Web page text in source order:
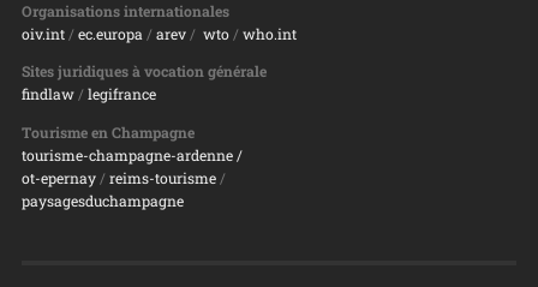
Organisations internationales
oiv.int/ ec.europa/ arev/ wto/ who.int
Sites juridiques à vocation générale
findlaw/ legifrance
Tourisme en Champagne
tourisme-champagne-ardenne /
ot-epernay/ reims-tourisme/
paysagesduchampagne